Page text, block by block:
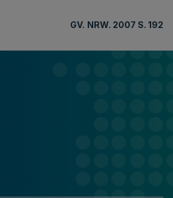
GV. NRW. 2007 S. 192